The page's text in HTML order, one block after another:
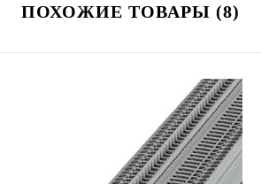
ПОХОЖИЕ ТОВАРЫ (8)